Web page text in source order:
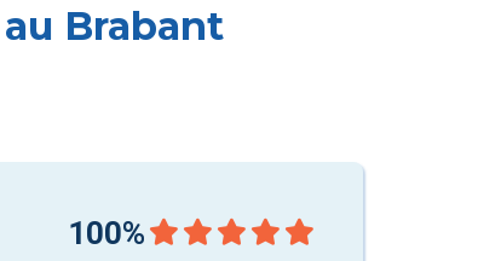
Brabant
100%